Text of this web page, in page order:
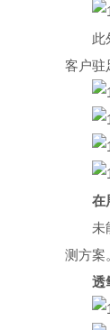
此
客户
在
未
测方案
透